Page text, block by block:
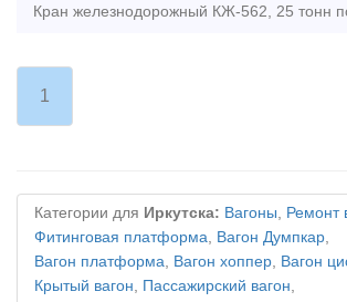
1
Категории для Иркутска: Вагоны, Ремонт
Фитинговая платформа, Вагон Думпкар,
Вагон платформа, Вагон хоппер, Вагон
Крытый вагон, Пассажирский вагон,